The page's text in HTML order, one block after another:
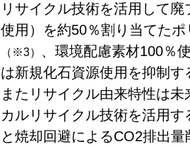
リサイクル技術を活用して
使用）を約50％割り当てた
（※3）
、環境配慮素材100％
は新規化石資源使用を抑制
またリサイクル由来特性は
カルリサイクル技術を活用
と焼却回避によるCO2排出